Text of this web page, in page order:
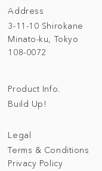
Address
3-11-10 Shirokane
Minato-ku, Tokyo
108-0072
Legal
Terms & Conditions
Privacy Policy
Product Info.
Build Up!